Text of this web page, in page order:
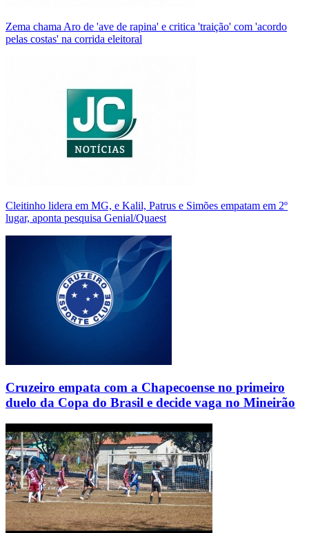
Zema chama Aro de 'ave de rapina' e critica 'traição' com 'acordo
pelas costas' na corrida eleitoral
Cleitinho lidera em MG, e Kalil, Patrus e Simões empatam em 2º
lugar, aponta pesquisa Genial/Quaest
Cruzeiro empata com a Chapecoense no primeiro
duelo da Copa do Brasil e decide vaga no Mineirão